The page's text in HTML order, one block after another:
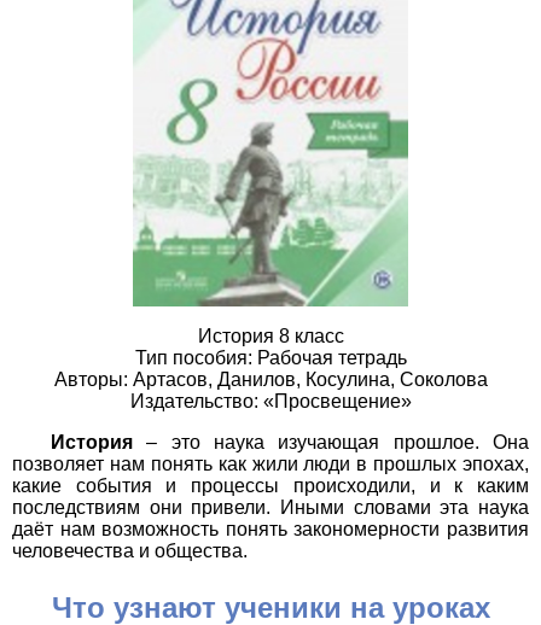
История 8 класс
Тип пособия: Рабочая тетрадь
Авторы: Артасов, Данилов, Косулина, Соколова
Издательство: «Просвещение»
История – это наука изучающая прошлое. Она
позволяет нам понять как жили люди в прошлых эпохах,
какие события и процессы происходили, и к каким
последствиям они привели. Иными словами эта наука
даёт нам возможность понять закономерности развития
человечества и общества.
Что узнают ученики на уроках